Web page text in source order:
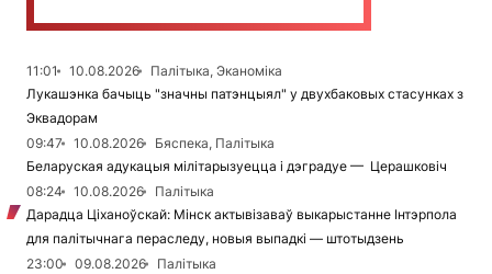
11:01 10.08.2026
Палітыка, Эканоміка
Лукашэнка бачыць "значны патэнцыял" у двухбаковых стасунках з
Эквадорам
09:47
10.08.2026
Бяспека, Палітыка
Беларуская адукацыя мілітарызуецца і дэградуе — Церашковіч
08:24
10.08.2026
Палітыка
Дарадца Ціханоўскай: Мінск актывізаваў выкарыстанне Інтэрпола
для палітычнага пераследу, новыя выпадкі — штотыдзень
23:00
09.08.2026
Палітыка